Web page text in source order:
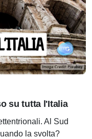
su tutta l'Italia
Al Sud
la svolta?